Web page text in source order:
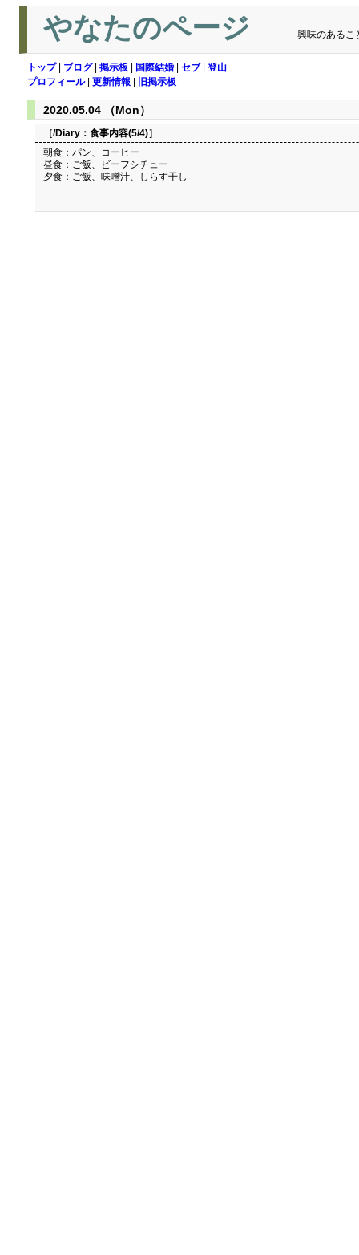
やなたのページ 興味のあるこ
トップ| ブログ| 掲示板 国際結婚 セブ| 登山
プロフィール| 更新情報 旧掲示板
2020.05.04 （Mon）
［/Diary： 食事内容(5/4)］
朝食：パン、コーヒー
昼食：ご飯、ビーフシチュー
夕食：ご飯、味噌汁、しらす干し